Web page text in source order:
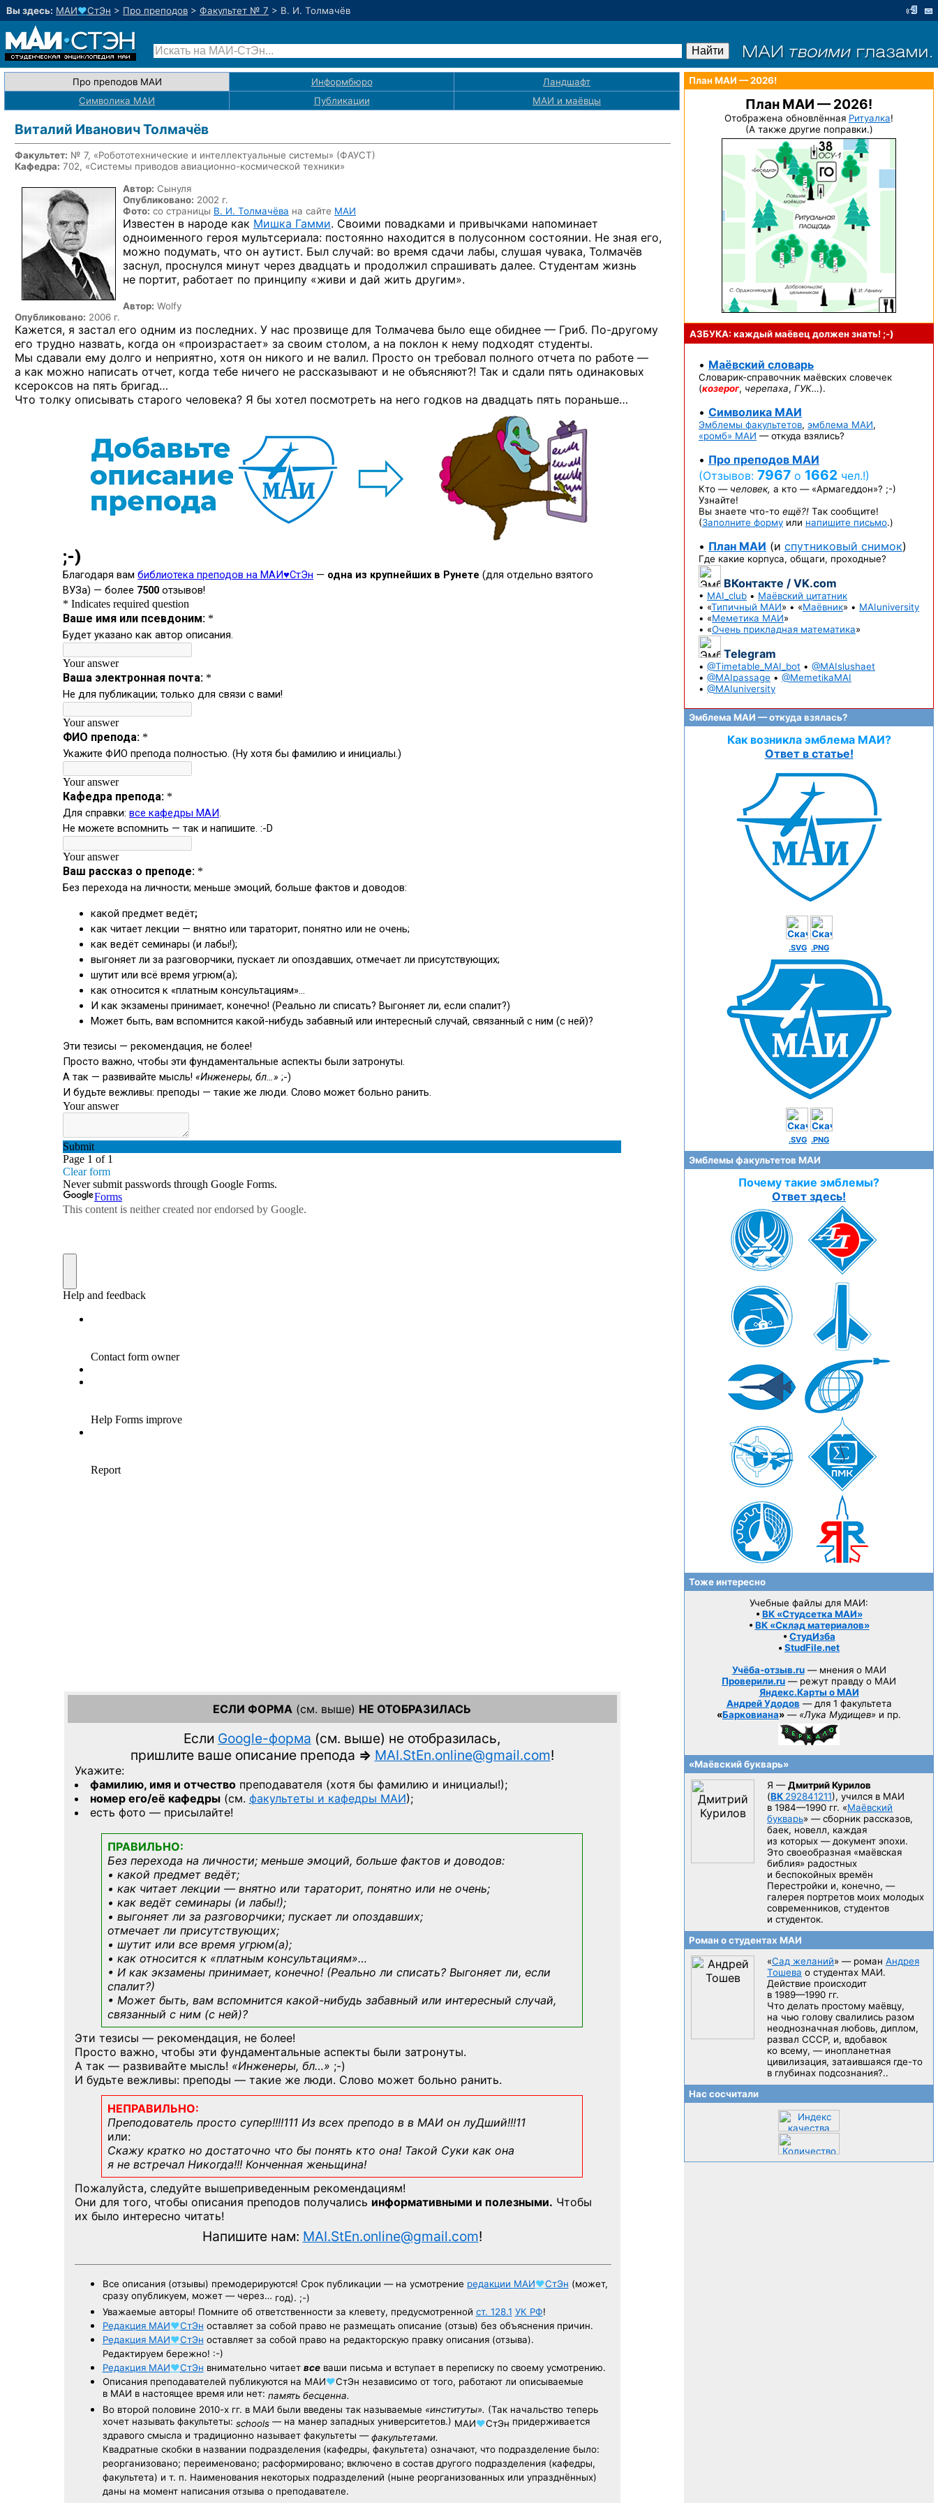
Вы здесь: МАИ♥СтЭн > Про преподов > Факультет № 7 > В. И. Толмачёв
Про преподов МАИ Информбюро
Ландшафт
Символика МАИ
Публикации МАИ и маёвцы
Виталий Иванович Толмачёв
Факультет: № 7, «Робототехнические и интеллектуальные системы» (ФАУСТ)
Кафедра: 702, «Системы приводов авиационно-космической техники»
Автор: Cынуля
Опубликовано: 2002 г.
Фото: со страницы В. И. Толмачёва на сайте МАИ
Известен в народе как Мишка Гамми. Своими повадками и привычками напоминает
одноименного героя мультсериала: постоянно находится в полусонном соcтоянии. Не зная его,
можно подумать, что он аутист. Был случай: во время сдачи лабы, слушая чувака, Толмачёв
заснул, проснулся минут через двадцать и продолжил спрашивать далее. Студентам жизнь
не портит, работает по принципу «живи и дай жить другим».
Автор: Wolfy
Опубликовано: 2006 г.
Кажется, я застал его одним из последних. У нас прозвище для Толмачева было еще обиднее — Гриб. По-другому
его трудно назвать, когда он «произрастает» за своим столом, а на поклон к нему подходят студенты.
Мы сдавали ему долго и неприятно, хотя он никого и не валил. Просто он требовал полного отчета по работе —
а как можно написать отчет, когда тебе ничего не рассказывают и не объясняют?! Так и сдали пять одинаковых
ксероксов на пять бригад…
Что толку описывать старого человека? Я бы хотел посмотреть на него годков на двадцать пять пораньше…
ЕСЛИ ФОРМА (см. выше) НЕ ОТОБРАЗИЛАСЬ
Если Google-форма (см. выше) не отобразилась,
пришлите ваше описание препода => MAI.StEn.online@gmail.com!
Укажите:
фамилию, имя и отчествопреподавателя (хотя бы фамилию и инициалы!);
номер его/её кафедры(см. факультеты и кафедры МАИ);
есть фото — присылайте!
ПРАВИЛЬНО:
Без перехода на личности; меньше эмоций, больше фактов и доводов:
• какой предмет ведёт;
• как читает лекции — внятно или тараторит, понятно или не очень;
• как ведёт семинары (и лабы!);
• выгоняет ли за разговорчики; пускает ли опоздавших;
отмечает ли присутствующих;
• шутит или все время угрюм(а);
• как относится к «платным консультациям»…
• И как экзамены принимает, конечно! (Реально ли списать? Выгоняет ли, если
спалит?)
• Может быть, вам вспомнится какой-нибудь забавный или интересный случай,
связанный с ним (с ней)?
Эти тезисы — рекомендация, не более!
Просто важно, чтобы эти фундаментальные аспекты были затронуты.
А так — развивайте мысль! «Инженеры, бл…» ;-)
И будьте вежливы: преподы — такие же люди. Слово может больно ранить.
НЕПРАВИЛЬНО:
Преподователь просто супер!!!!111 Из всех преподо в в МАИ он луДший!!!11
или:
Скажу кратко но достаточно что бы понять кто она! Такой Суки как она
я не встречал Никогда!!! Конченная женьщина!
Пожалуйста, следуйте вышеприведенным рекомендациям!
Они для того, чтобы описания преподов получались информативными и полезными. Чтобы
их было интересно читать!
Напишите нам: MAI.StEn.online@gmail.com!
Все описания (отзывы) премодерируются! Срок публикации — на усмотрение редакции МАИ♥СтЭн (может,
сразу опубликуем, может — через… год). ;-)
Уважаемые авторы! Помните об ответственности за клевету, предусмотренной ст. 128.1 УК РФ!
Редакция МАИ♥СтЭн оставляет за собой право не размещать описание (отзыв) без объяснения причин.
Редакция МАИ♥СтЭн оставляет за собой право на редакторскую правку описания (отзыва).
Редактируем бережно! :-)
Редакция МАИ♥СтЭн внимательно читает всеваши письма и вступает в переписку по своему усмотрению.
Описания преподавателей публикуются на МАИ♥СтЭн независимо от того, работают ли описываемые
в МАИ в настоящее время или нет: память бесценна.
Во второй половине 2010-х гг. в МАИ были введены так называемые «институты». (Так начальство теперь
хочет называть факультеты: schools— на манер западных университетов.) МАИ♥СтЭн придерживается
здравого смысла и традиционно называет факультеты —факультетами.
Квадратные скобки в названии подразделения (кафедры, факультета) означают, что подразделение было:
реорганизовано; переименовано; расформировано; включено в состав другого подразделения (кафедры,
факультета) и т. п. Наименования некоторых подразделений (ныне реорганизованных или упразднённых)
даны на момент написания отзыва о преподавателе.
План МАИ — 2026!
План МАИ — 2026!
Отображена обновлённая Ритуалка!
(А также другие поправки.)
АЗБУКА: каждый маёвец должензнать! ;-)
• Маёвский словарь
Словарик-справочник маёвских словечек
(козерог, черепаха, ГУК…).
• Символика МАИ
Эмблемы факультетов, эмблема МАИ,
«ромб» МАИ — откуда взялись?
• Про преподов МАИ
(Отзывов: 7967 о 1662 чел.!)
Кто — человек, а кто — «Армагеддон»? ;-)
Узнайте!
Вы знаете что-то ещё?! Так сообщите!
(Заполните форму или напишите письмо.)
• План МАИ (и спутниковый снимок)
Где какие корпуса, общаги, проходные?
ВКонтакте / VK.com
• MAI_club • Маёвский цитатник
• «Типичный МАИ» • «Маёвник» • MAIuniversity
• «Меметика МАИ»
• «Очень прикладная математика»
Telegram
• @Timetable_MAI_bot • @MAIslushaet
• @MAIpassage • @MemetikaMAI
• @MAIuniversity
Эмблема МАИ — откуда взялась?
Как возникла эмблема МАИ?
Ответ в статье!
.SVG .PNG
.SVG .PNG
Эмблемы факультетов МАИ
Почему такие эмблемы?
Ответ здесь!
Тоже интересно
Учебные файлы для МАИ:
• ВК «Студсетка МАИ»
• ВК «Склад материалов»
• СтудИзба
• StudFile.net
Учёба-отзыв.ru— мнения о МАИ
Проверили.ru — режут правду о МАИ
Яндекс.Карты о МАИ
Андрей Удодов — для 1 факультета
«Барковиана» — «Лука Мудищев» и пр.
«Маёвский букварь»
Я —Дмитрий Курилов
(ВК 292841211), учился в МАИ
в 1984—1990 гг. «Маёвский
букварь» — сборник рассказов,
баек, новелл, каждая
из которых — документ эпохи.
Это своеобразная «маёвская
библия» радостных
и беспокойных времён
Перестройки и, конечно, —
галерея портретов моих молодых
современников, студентов
и студенток.
Роман о студентах МАИ
«Сад желаний» — роман Андрея
Тошева о студентах МАИ.
Действие происходит
в 1989—1990 гг.
Что делать простому маёвцу,
на чью голову свалились разом
неоднозначная любовь, диплом,
развал CCCP, и, вдобавок
ко всему, — инопланетная
цивилизация, затаившаяся где-то
в глубинах подсознания?..
Нас сосчитали